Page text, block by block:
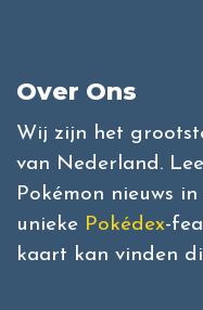
Over Ons
Wij zijn het
van Nederland.
Pokémon nieuws in
unieke Pokédex-
kaart kan vinden